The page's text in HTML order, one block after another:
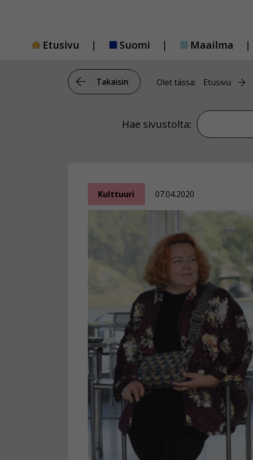
Etusivu
Suomi Maailma
Takaisin Olet tässä: Etusivu
Hae sivustolta: Hae sivustolta
Kulttuuri 07.04.2020